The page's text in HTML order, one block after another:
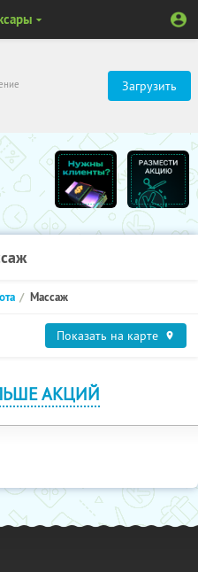
Загрузить
Массаж
Показать на карте
АКЦИЙ